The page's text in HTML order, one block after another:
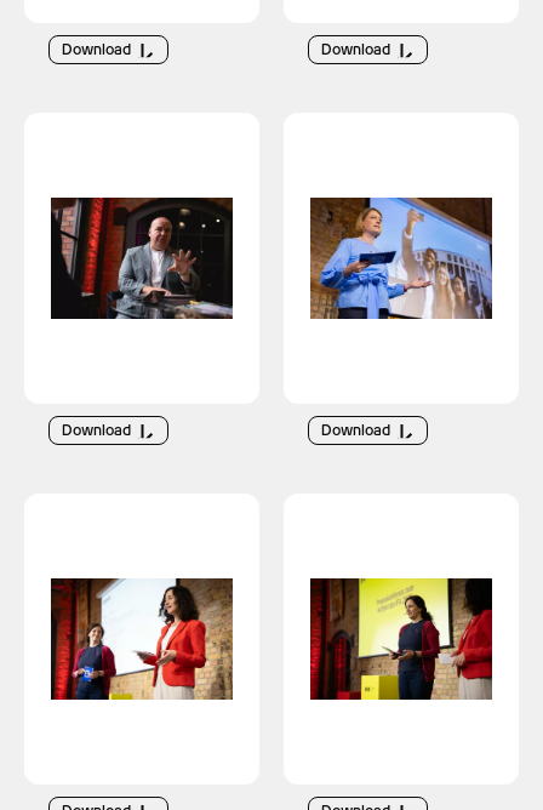
Download Download
Download Download